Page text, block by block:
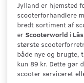
Jylland er hjemsted
scooterforhandlere
bredt sortiment af
er Scooterworld i
største
både nye og brugte,
kun 89 kr. Dette gør
scooter serviceret